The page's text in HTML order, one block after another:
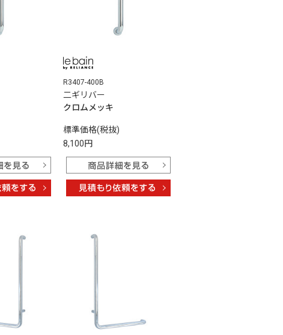
R3407-400B
二ギリバー
クロムメッキ
標準価格(税抜)
8,100円